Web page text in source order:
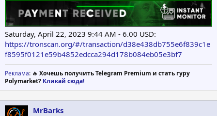
Saturday, April 22, 2023 9:44 AM - 6.00 USD:
https://tronscan.org/#/transaction/d38e438db755e6f839c1e
f8595f0121e59b4852edcca294d178b084eb05e3bf7
Реклама: 🔥 Хочешь получить Telegram Premium и стать гуру
Polymarket? Кликай сюда!
MrBarks